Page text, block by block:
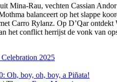
Mina-Rau, vechten Cassian
balanceert op het slappe
Carro Rylanz. Op D’Qar
het conflict herrijst de vonk van
Celebration 2025
Oh, boy, oh, boy, a Piñata!